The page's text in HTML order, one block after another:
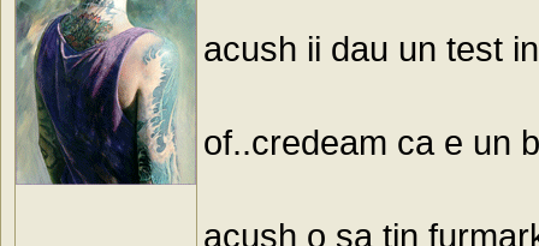
acush ii dau un test
of..credeam ca e un
acush o sa tin